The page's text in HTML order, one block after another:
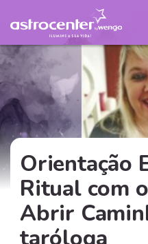
Orientação
Ritual com
Abrir